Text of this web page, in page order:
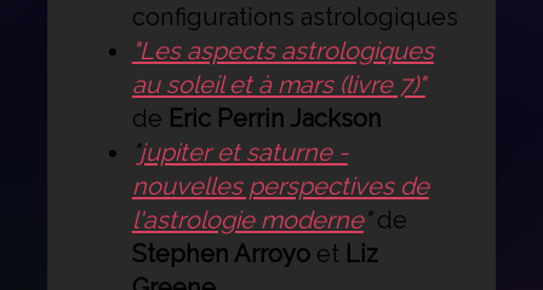
configurations astrologiques
"Les aspects astrologiques
au soleil et à mars (livre 7)"
de Eric Perrin Jackson
"jupiter et saturne -
nouvelles perspectives de
l'astrologie moderne"de
Stephen Arroyoet Liz